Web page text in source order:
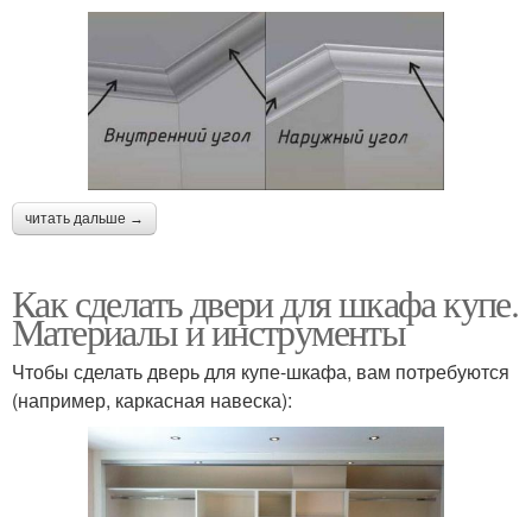
читать дальше →
Как сделать двери для шкафа купе.
Материалы и инструменты
Чтобы сделать дверь для купе-шкафа, вам потребуются
(например, каркасная навеска):